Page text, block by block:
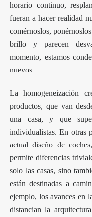
horario continuo,
fueran a hacer realidad
comérnoslos,
brillo y parecen
momento, estamos
nuevos.
La homogeneización
productos, que van
una casa, y que
individualistas. En otras
actual diseño de
permite diferencias
solo las casas, sino
están destinadas a
ejemplo, los avances en
distancian la